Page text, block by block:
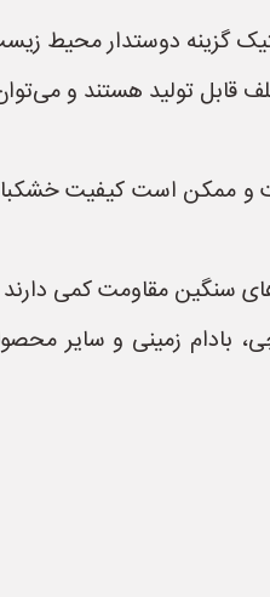
گزینه دوستدار محیط
تولید هستند و می‌توان
ممکن است کیفیت
سنگین مقاومت کمی
زمینی و سایر